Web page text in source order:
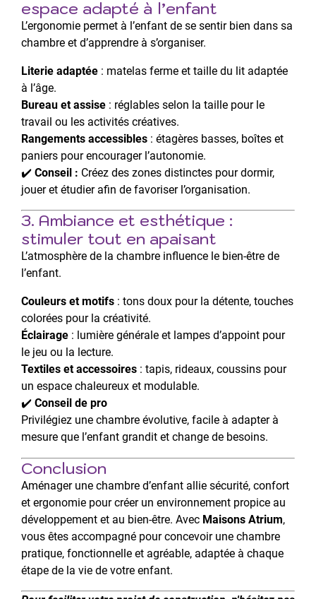
espace adapté à l’enfant
L’ergonomie permet à l’enfant de se sentir bien dans sa
chambre et d’apprendre à s’organiser.
Literie adaptée : matelas ferme et taille du lit adaptée
à l’âge.
Bureau et assise : réglables selon la taille pour le
travail ou les activités créatives.
Rangements accessibles : étagères basses, boîtes et
paniers pour encourager l’autonomie.
✔️ Conseil : Créez des zones distinctes pour dormir,
jouer et étudier afin de favoriser l’organisation.
3. Ambiance et esthétique :
stimuler tout en apaisant
L’atmosphère de la chambre influence le bien-être de
l’enfant.
Couleurs et motifs : tons doux pour la détente, touches
colorées pour la créativité.
Éclairage : lumière générale et lampes d’appoint pour
le jeu ou la lecture.
Textiles et accessoires : tapis, rideaux, coussins pour
un espace chaleureux et modulable.
✔️ Conseil de pro
Privilégiez une chambre évolutive, facile à adapter à
mesure que l’enfant grandit et change de besoins.
Conclusion
Aménager une chambre d’enfant allie sécurité, confort
et ergonomie pour créer un environnement propice au
développement et au bien-être. Avec Maisons Atrium,
vous êtes accompagné pour concevoir une chambre
pratique, fonctionnelle et agréable, adaptée à chaque
étape de la vie de votre enfant.